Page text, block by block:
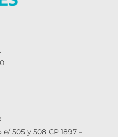
505 y 508 CP 1897 –